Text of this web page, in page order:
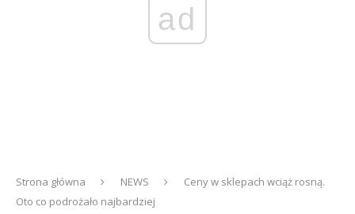
ad
Strona główna NEWS
Ceny w sklepach wciąż rosną.
Oto co podrożało najbardziej